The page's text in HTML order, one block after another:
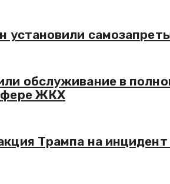
установили
обслуживание в
ЖКХ
Трампа на